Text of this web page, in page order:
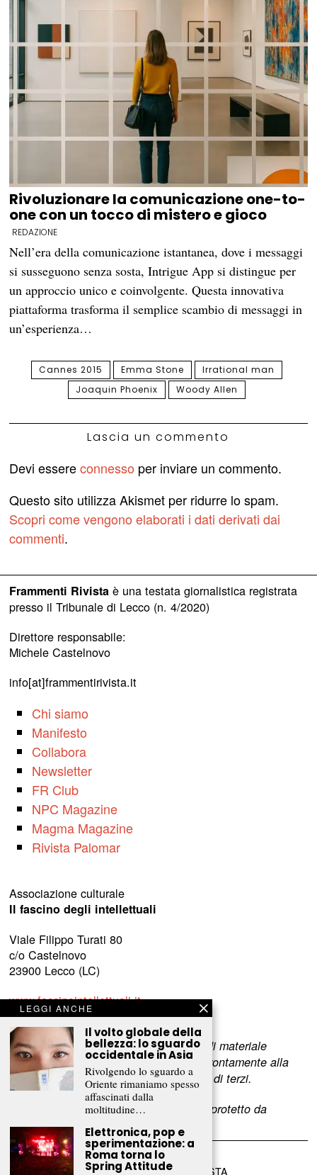
Rivoluzionare la comunicazione one-to-
one con un tocco di mistero e gioco
REDAZIONE
Nell’era della comunicazione istantanea, dove i messaggi
si susseguono senza sosta, Intrigue App si distingue per
un approccio unico e coinvolgente. Questa innovativa
piattaforma trasforma il semplice scambio di messaggi in
un’esperienza…
Cannes 2015 Emma Stone
Irrational man
Joaquin Phoenix
Woody Allen
Lascia un commento
Devi essereconnesso per inviare un commento.
Questo sito utilizza Akismet per ridurre lo spam.
Scopri come vengono elaborati i dati derivati dai
commenti.
Frammenti Rivistaè una testata giornalistica registrata
presso il Tribunale di Lecco (n. 4/2020)
Direttore responsabile:
Michele Castelnovo
info[at]frammentirivista.it
Chi siamo
Manifesto
Collabora
Newsletter
FR Club
NPC Magazine
Magma Magazine
Rivista Palomar
Associazione culturale
Il fascino degli intellettuali
Viale Filippo Turati 80
c/o Castelnovo
23900 Lecco (LC)
www.fascinointellettuali.it
info[at]fascinointellettuali.it
Per segnalare eventuali errori nell’uso di materiale
riservato,scriveteci e provvederemo prontamente alla
rimozione del materiale lesivo dei diritti di terzi.
L’intero contenuto di questo sito web è protetto da
copyright.
©2026FRAMMENTI RIVISTA
LEGGI ANCHE
Il volto globale della
bellezza: lo sguardo
occidentale in Asia
Rivolgendo lo sguardo a
Oriente rimaniamo spesso
affascinati dalla
moltitudine…
Elettronica, pop e
sperimentazione: a
Roma torna lo
Spring Attitude